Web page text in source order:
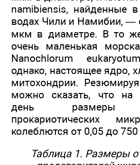
namibiensis, найденные
водах Чили и Намибии, —
мкм в диаметре. В то
очень маленькая
Nanochlorum
однако, настоящее ядро,
митохондрии.
можно сказать, что на
день размеры
прокариотических
колеблются от 0,05 до
Таблица 1. Размеры